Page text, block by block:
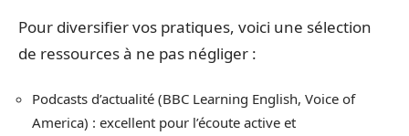
Pour diversifier vos pratiques, voici une sélection
de ressources à ne pas négliger :
Podcasts d’actualité (BBC Learning English, Voice of
America) : excellent pour l’écoute active et